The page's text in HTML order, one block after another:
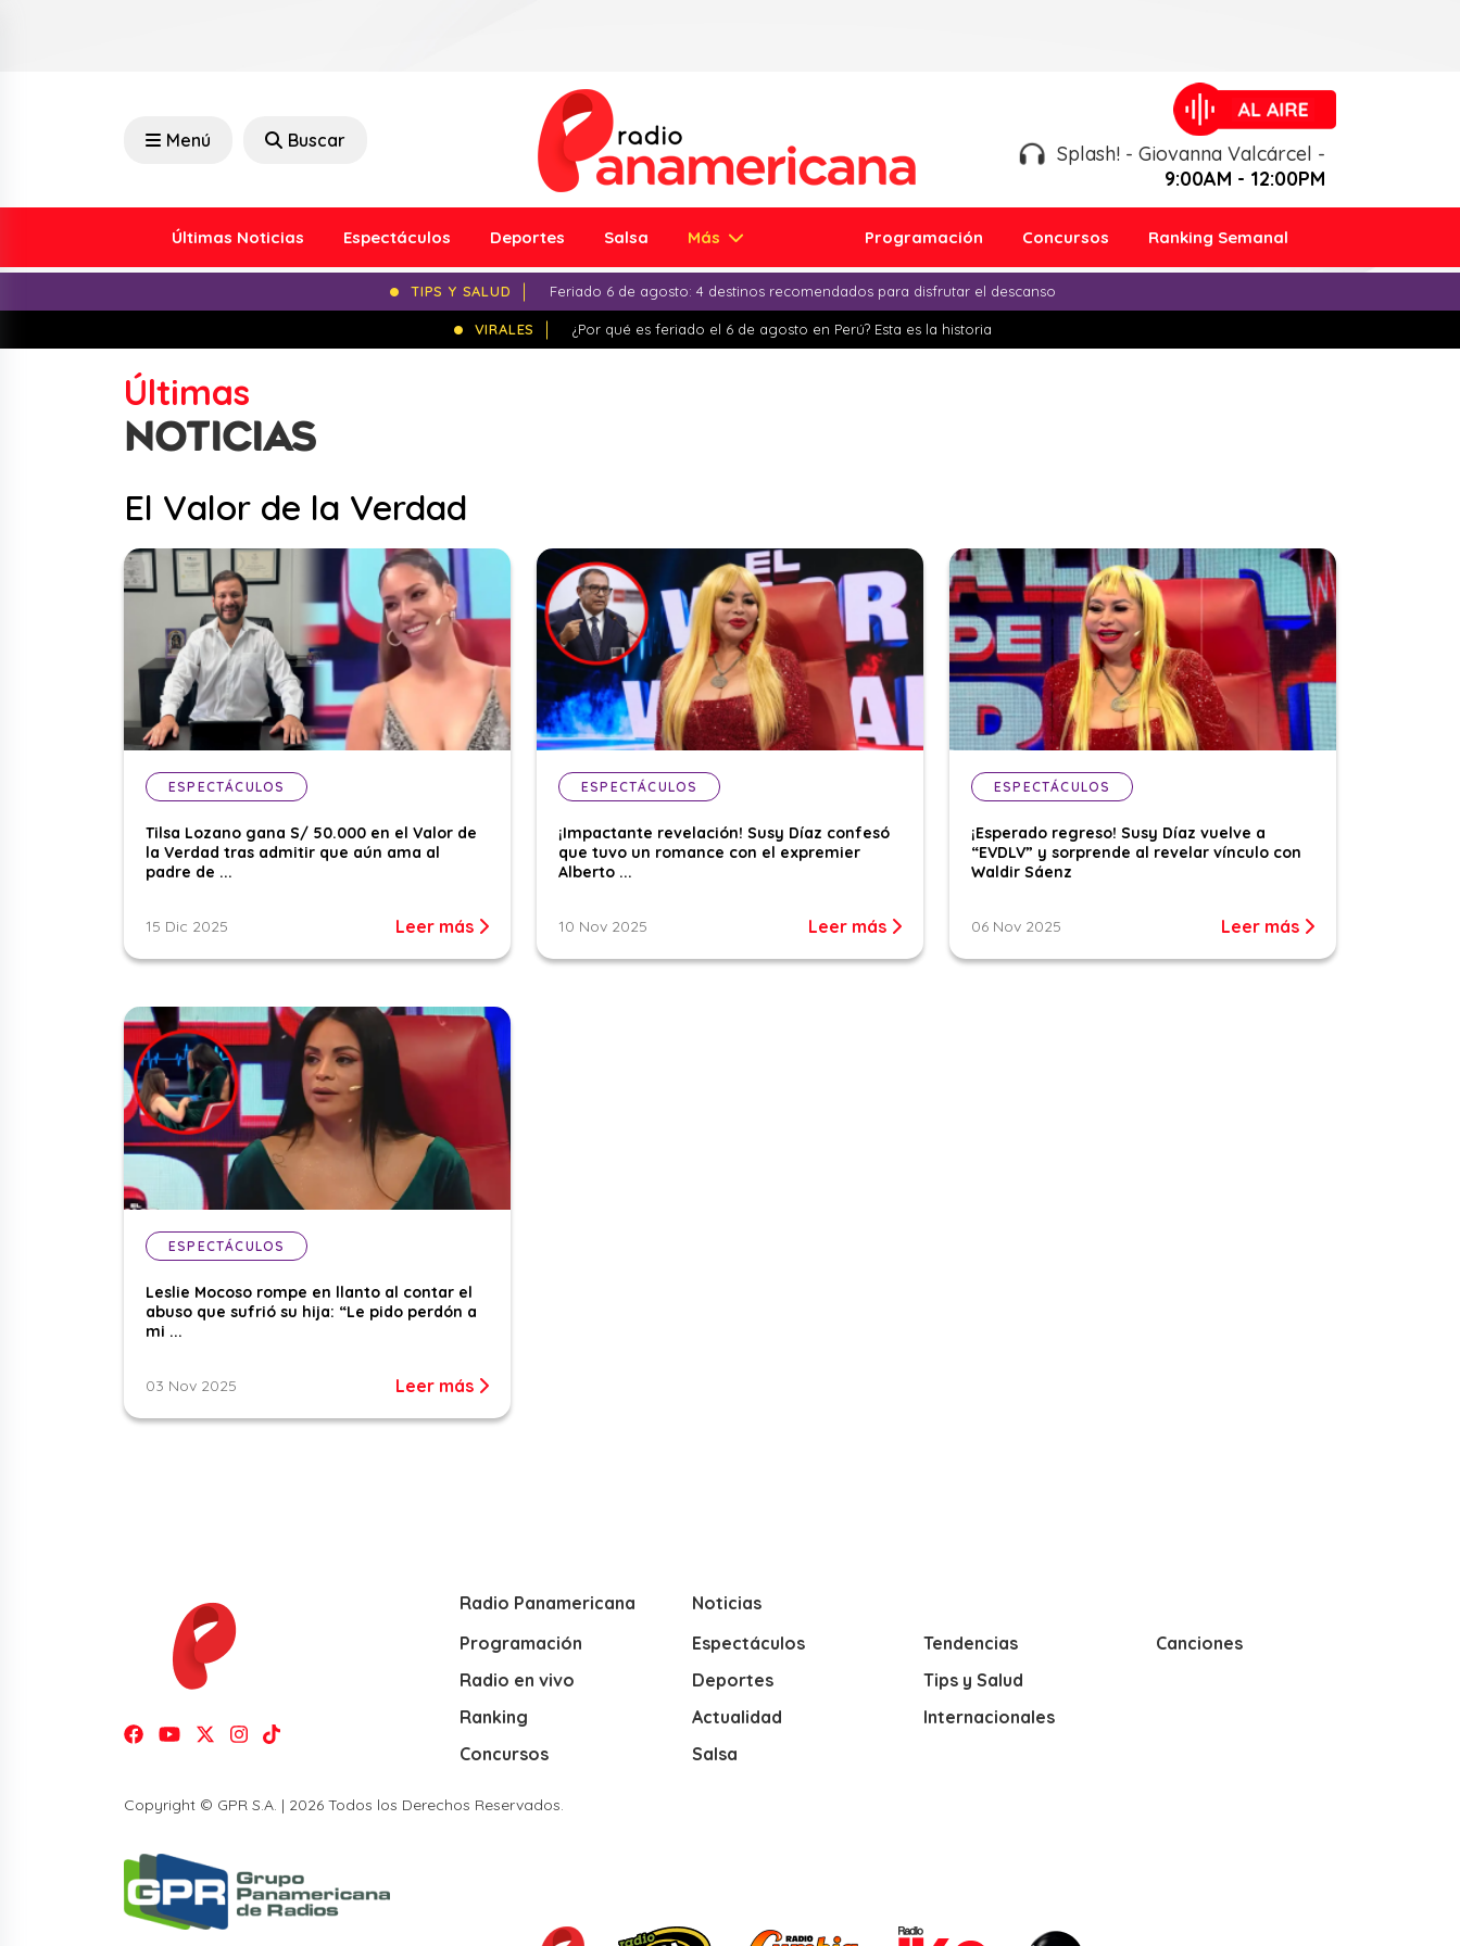
Menú Buscar
Splash! - Giovanna Valcárcel -
9:00AM - 12:00PM
Últimas Noticias Espectáculos Deportes Salsa Más Programación Concursos Ranking Semanal
TIPS Y SALUD Feriado 6 de agosto: 4 destinos recomendados para disfrutar el descanso
VIRALES ¿Por qué es feriado el 6 de agosto en Perú? Esta es la historia
Últimas
NOTICIAS
El Valor de la Verdad
ESPECTÁCULOS
Tilsa Lozano gana S/ 50.000 en el Valor de
la Verdad tras admitir que aún ama al
padre de ...
15 Dic 2025 Leer más
ESPECTÁCULOS
¡Impactante revelación! Susy Díaz confesó
que tuvo un romance con el expremier
Alberto ...
10 Nov 2025 Leer más
ESPECTÁCULOS
¡Esperado regreso! Susy Díaz vuelve a
“EVDLV” y sorprende al revelar vínculo con
Waldir Sáenz
06 Nov 2025 Leer más
ESPECTÁCULOS
Leslie Mocoso rompe en llanto al contar el
abuso que sufrió su hija: “Le pido perdón a
mi ...
03 Nov 2025 Leer más
Radio Panamericana
Programación
Radio en vivo
Ranking
Concursos
Noticias
Espectáculos
Deportes
Actualidad
Salsa
Tendencias
Tips y Salud
Internacionales
Canciones
Copyright © GPR S.A. | 2026 Todos los Derechos Reservados.